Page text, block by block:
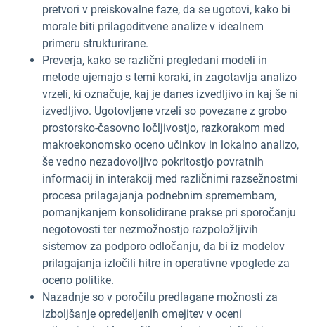
pretvori v preiskovalne faze, da se ugotovi, kako bi
morale biti prilagoditvene analize v idealnem
primeru strukturirane.
Preverja, kako se različni pregledani modeli in
metode ujemajo s temi koraki, in zagotavlja analizo
vrzeli, ki označuje, kaj je danes izvedljivo in kaj še ni
izvedljivo. Ugotovljene vrzeli so povezane z grobo
prostorsko-časovno ločljivostjo, razkorakom med
makroekonomsko oceno učinkov in lokalno analizo,
še vedno nezadovoljivo pokritostjo povratnih
informacij in interakcij med različnimi razsežnostmi
procesa prilagajanja podnebnim spremembam,
pomanjkanjem konsolidirane prakse pri sporočanju
negotovosti ter nezmožnostjo razpoložljivih
sistemov za podporo odločanju, da bi iz modelov
prilagajanja izločili hitre in operativne vpoglede za
oceno politike.
Nazadnje so v poročilu predlagane možnosti za
izboljšanje opredeljenih omejitev v oceni